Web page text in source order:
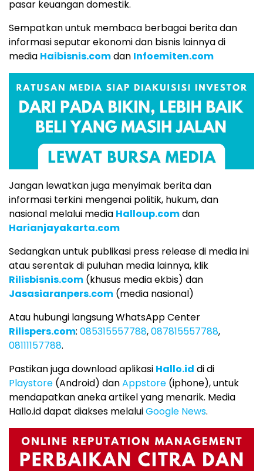
pasar keuangan domestik.
Sempatkan untuk membaca berbagai berita dan
informasi seputar ekonomi dan bisnis lainnya di
media Haibisnis.comdan Infoemiten.com
Jangan lewatkan juga menyimak berita dan
informasi terkini mengenai politik, hukum, dan
nasional melalui media Halloup.comdan
Harianjayakarta.com
Sedangkan untuk publikasi press release di media ini
atau serentak di puluhan media lainnya, klik
Rilisbisnis.com (khusus media ekbis) dan
Jasasiaranpers.com (media nasional)
Atau hubungi langsung WhatsApp Center
Rilispers.com: 085315557788,087815557788,
08111157788.
Pastikan juga download aplikasi Hallo.id di di
Playstore (Android) danAppstore (iphone), untuk
mendapatkan aneka artikel yang menarik. Media
Hallo.id dapat diakses melaluiGoogle News.